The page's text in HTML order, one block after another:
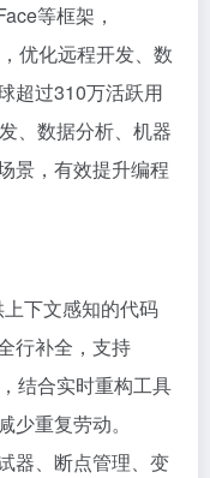
等框架，
优化远程开发、数
超过310万活跃用
、数据分析、机器
景，有效提升编程
上下文感知的代码
行补全，支持
结合实时重构工具
重复劳动。
器、断点管理、变